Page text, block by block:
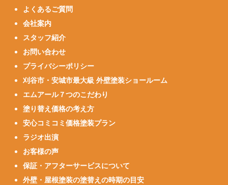
よくあるご質問
会社案内
スタッフ紹介
お問い合わせ
プライバシーポリシー
刈谷市・安城市最大級 外壁塗装ショールーム
エムアール７つのこだわり
塗り替え価格の考え方
安心コミコミ価格塗装プラン
ラジオ出演
お客様の声
保証・アフターサービスについて
外壁・屋根塗装の塗替えの時期の目安